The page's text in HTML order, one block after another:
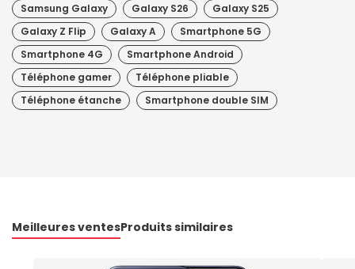
Samsung Galaxy Galaxy S26
Galaxy S25
Galaxy Z Flip
Galaxy A
Smartphone 5G
Smartphone 4G
Smartphone Android
Téléphone gamer
Téléphone pliable
Téléphone étanche
Smartphone double SIM
Meilleures ventesProduits similaires